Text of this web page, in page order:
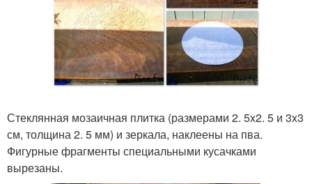
Стеклянная мозаичная плитка (размерами 2. 5x2. 5 и 3x3
см, толщина 2. 5 мм) и зеркала, наклеены на пва.
Фигурные фрагменты специальными кусачками
вырезаны.